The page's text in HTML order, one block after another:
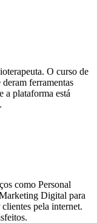
O curso de
ferramentas
a plataforma está
como Personal
Digital para
pela internet.